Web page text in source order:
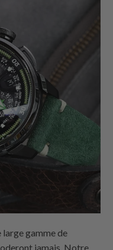
gamme de
jamais. Notre